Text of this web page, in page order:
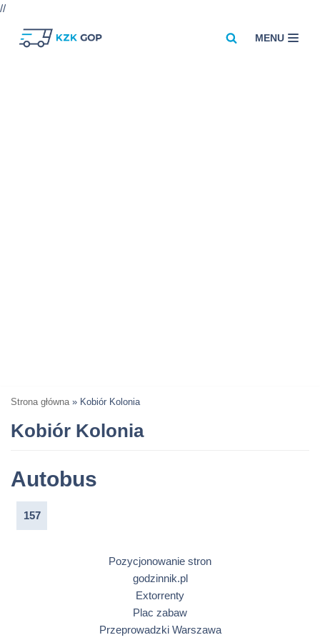
//
MENU
Strona główna » Kobiór Kolonia
Kobiór Kolonia
Autobus
157
Pozycjonowanie stron
godzinnik.pl
Extorrenty
Plac zabaw
Przeprowadzki Warszawa